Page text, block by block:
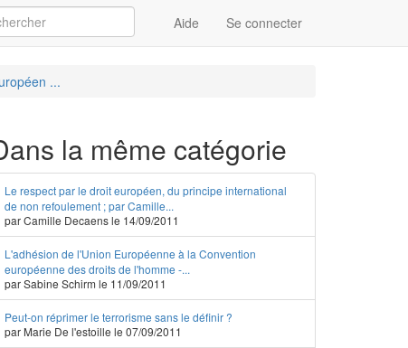
Aide Se connecter
...
la même catégorie
Le respect par le droit européen, du principe international
de non refoulement ; par Camille...
par Camille Decaens le 14/09/2011
L'adhésion de l'Union Européenne à la Convention
européenne des droits de l'homme -...
par Sabine Schirm le 11/09/2011
Peut-on réprimer le terrorisme sans le définir ?
par Marie De l'estoille le 07/09/2011